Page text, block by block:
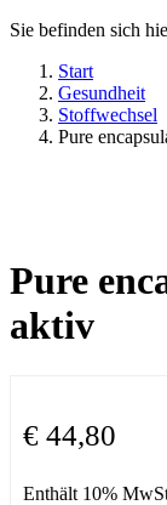
Sie befinden sich
Start
Gesundheit
Stoffwechsel
Pure
Pure
aktiv
€ 44,80
Enthält 10%